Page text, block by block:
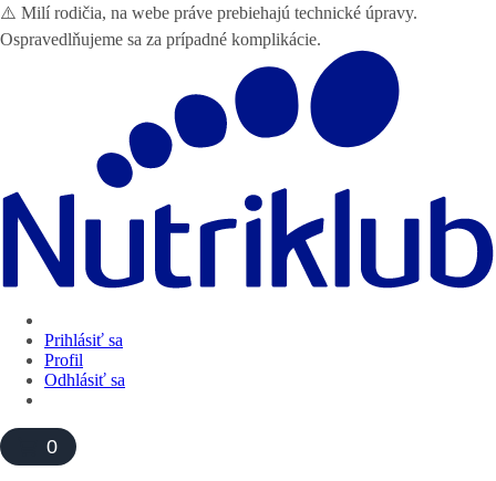
⚠️ Milí rodičia, na webe práve prebiehajú technické úpravy.
Ospravedlňujeme sa za prípadné komplikácie.
Prihlásiť sa
Profil
Odhlásiť sa
0